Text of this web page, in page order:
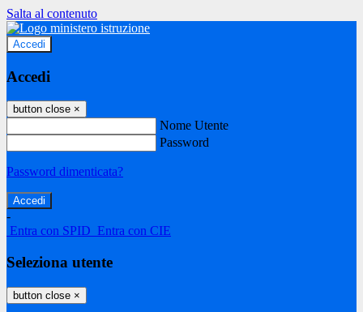
Salta al contenuto
Accedi
Accedi
button close ×
Nome Utente
Password
Password dimenticata?
-
Entra con SPID Entra con CIE
Seleziona utente
button close ×